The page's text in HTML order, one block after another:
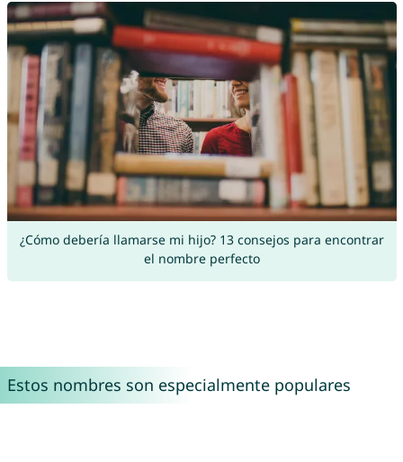
¿Cómo debería llamarse mi hijo? 13 consejos para encontrar
el nombre perfecto
Estos nombres son especialmente populares